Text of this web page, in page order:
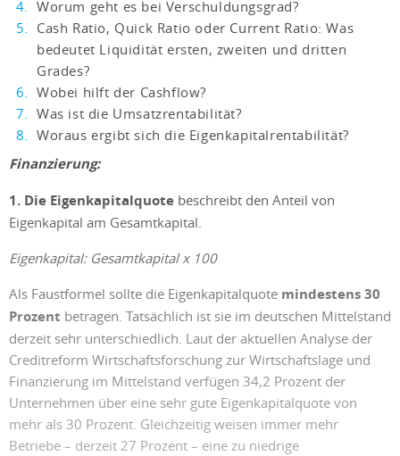
Worum geht es bei Verschuldungsgrad?
Cash Ratio, Quick Ratio oder Current Ratio: Was
bedeutet Liquidität ersten, zweiten und dritten
Grades?
Wobei hilft der Cashflow?
Was ist die Umsatzrentabilität?
Woraus ergibt sich die Eigenkapitalrentabilität?
Finanzierung:
1. Die Eigenkapitalquote beschreibt den Anteil von
Eigenkapital am Gesamtkapital.
Eigenkapital: Gesamtkapital x 100
Als Faustformel sollte die Eigenkapitalquote mindestens 30
Prozent betragen. Tatsächlich ist sie im deutschen Mittelstand
derzeit sehr unterschiedlich. Laut der aktuellen Analyse der
Creditreform Wirtschaftsforschung zur Wirtschaftslage und
Finanzierung im Mittelstand verfügen 34,2 Prozent der
Unternehmen über eine sehr gute Eigenkapitalquote von
mehr als 30 Prozent. Gleichzeitig weisen immer mehr
Betriebe – derzeit 27 Prozent – eine zu niedrige